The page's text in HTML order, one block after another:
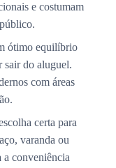
e costumam
ótimo equilíbrio
sair do aluguel.
com áreas
certa para
varanda ou
a conveniência